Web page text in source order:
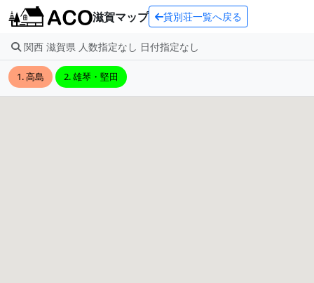
滋賀マップ 貸別荘一覧へ戻る
関西 滋賀県 人数指定なし 日付指定なし
1. 高島 2. 雄琴・堅田